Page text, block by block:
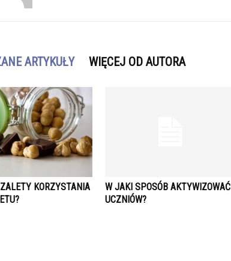
ARTYKUŁY WIĘCEJ OD AUTORA
KORZYSTANIA
W JAKI SPOSÓB AKTYWIZOWAĆ
UCZNIÓW?